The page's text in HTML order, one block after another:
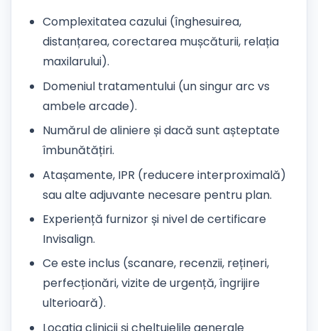
Complexitatea cazului (înghesuirea,
distanțarea, corectarea mușcăturii, relația
maxilarului).
Domeniul tratamentului (un singur arc vs
ambele arcade).
Numărul de aliniere și dacă sunt așteptate
îmbunătățiri.
Atașamente, IPR (reducere interproximală)
sau alte adjuvante necesare pentru plan.
Experiență furnizor și nivel de certificare
Invisalign.
Ce este inclus (scanare, recenzii, rețineri,
perfecționări, vizite de urgență, îngrijire
ulterioară).
Locația clinicii și cheltuielile generale